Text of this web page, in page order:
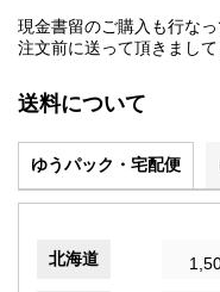
現金書留のご購入も行なっ
注文前に送って頂きまし
送料について
ゆうパック・宅配便
北海道